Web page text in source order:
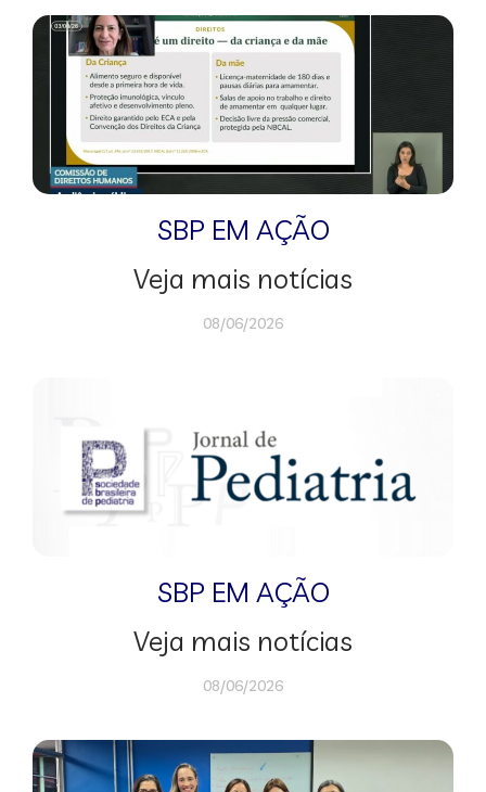
SBP EM AÇÃO
Veja mais notícias
08/06/2026
SBP EM AÇÃO
Veja mais notícias
08/06/2026